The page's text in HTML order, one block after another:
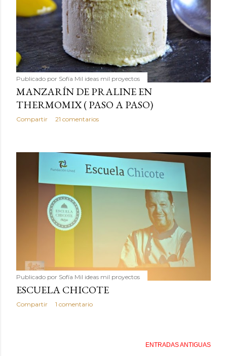
Publicado por Sofía Mil ideas mil proyectos
MANZARÍN DE PRALINE EN
THERMOMIX ( PASO A PASO)
Compartir 21 comentarios
Publicado por Sofía Mil ideas mil proyectos
ESCUELA CHICOTE
Compartir 1 comentario
ENTRADAS ANTIGUAS